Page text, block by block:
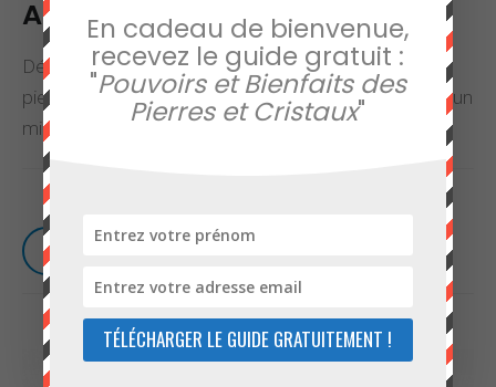
Amétrine
Découvrez les propriétés et caractéristiques de la
pierre amétrine en lithothérapie, ainsi que l'histoire d'un
minéral aux vertus spirituelles
En cadeau de bienvenue,
recevez le guide gratuit :
"Pouvoirs et Bienfaits des
Pierres et Cristaux"
TÉLÉCHARGER LE GUIDE GRATUITEMENT !